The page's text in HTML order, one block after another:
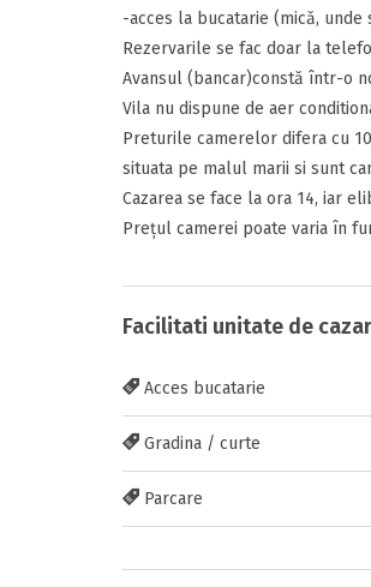
-acces la bucatarie (mică,
Rezervarile se fac doar la
Avansul (bancar)constă într-o
Vila nu dispune de aer
Preturile camerelor difera cu
situata pe malul marii si sunt
Cazarea se face la ora 14, iar
Prețul camerei poate varia în
Facilitati unitate de
Acces bucatarie
Gradina / curte
Parcare